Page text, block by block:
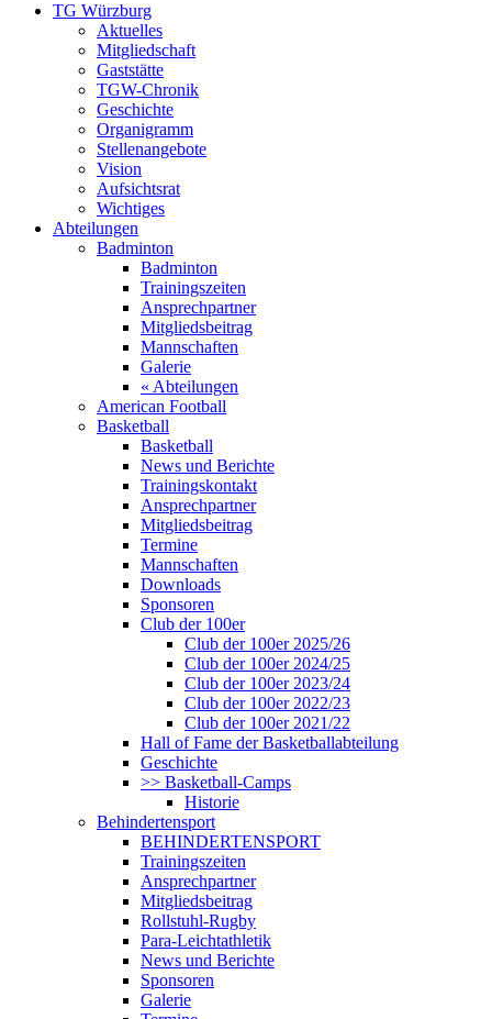
TG Würzburg
Aktuelles
Mitgliedschaft
Gaststätte
TGW-Chronik
Geschichte
Organigramm
Stellenangebote
Vision
Aufsichtsrat
Wichtiges
Abteilungen
Badminton
Badminton
Trainingszeiten
Ansprechpartner
Mitgliedsbeitrag
Mannschaften
Galerie
« Abteilungen
American Football
Basketball
Basketball
News und Berichte
Trainingskontakt
Ansprechpartner
Mitgliedsbeitrag
Termine
Mannschaften
Downloads
Sponsoren
Club der 100er
Club der 100er 2025/26
Club der 100er 2024/25
Club der 100er 2023/24
Club der 100er 2022/23
Club der 100er 2021/22
Hall of Fame der Basketballabteilung
Geschichte
>> Basketball-Camps
Historie
Behindertensport
BEHINDERTENSPORT
Trainingszeiten
Ansprechpartner
Mitgliedsbeitrag
Rollstuhl-Rugby
Para-Leichtathletik
News und Berichte
Sponsoren
Galerie